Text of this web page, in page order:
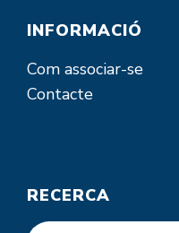
INFORMACIÓ
Com associar-se
Contacte
RECERCA